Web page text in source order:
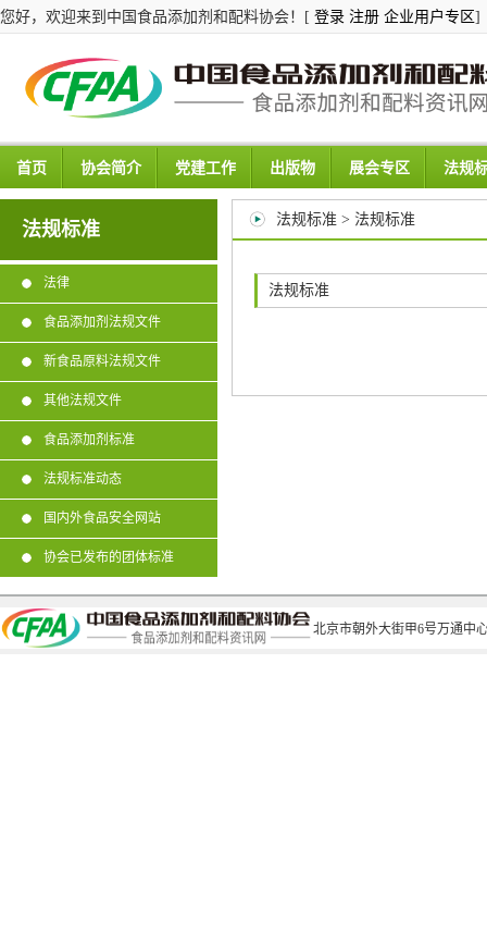
您好，欢迎来到中国食品添加剂和配料协会！[ 登录 注册 企业用户专区]
首页 协会简介 党建工作 出版物 展会专区 法规
法规标准
法律
食品添加剂法规文件
新食品原料法规文件
其他法规文件
食品添加剂标准
法规标准动态
国内外食品安全网站
协会已发布的团体标准
法规标准 > 法规标准
法规标准
北京市朝外大街甲6号万通中